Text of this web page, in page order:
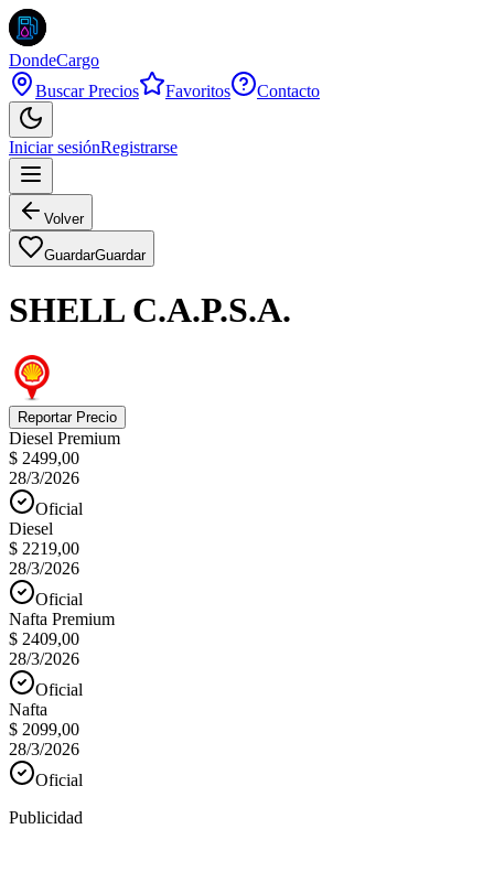
DondeCargo
Buscar Precios
Favoritos Contacto
Iniciar sesiónRegistrarse
Volver
GuardarGuardar
SHELL C.A.P.S.A.
Reportar Precio
Diesel Premium
$ 2499,00
28/3/2026
Oficial
Diesel
$ 2219,00
28/3/2026
Oficial
Nafta Premium
$ 2409,00
28/3/2026
Oficial
Nafta
$ 2099,00
28/3/2026
Oficial
Publicidad